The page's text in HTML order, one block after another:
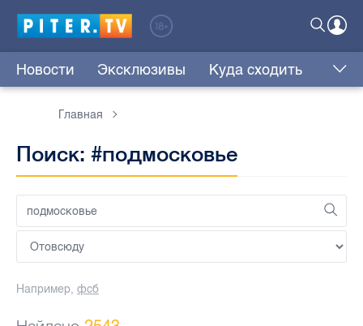
Новости Эксклюзивы Куда сходить
Главная
Поиск: #подмосковье
Например, фсб